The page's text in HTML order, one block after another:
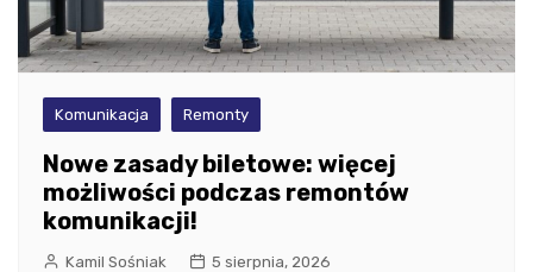
Komunikacja Remonty
Nowe zasady biletowe: więcej
możliwości podczas remontów
komunikacji!
Kamil Sośniak 5 sierpnia, 2026